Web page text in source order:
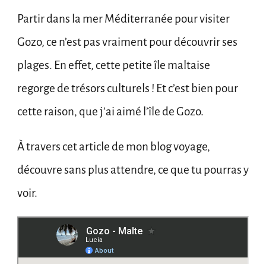
Partir dans la mer Méditerranée pour visiter
Gozo, ce n’est pas vraiment pour découvrir ses
plages. En effet, cette petite île maltaise
regorge de trésors culturels ! Et c’est bien pour
cette raison, que j’ai aimé l’île de Gozo.
À travers cet article de mon blog voyage,
découvre sans plus attendre, ce que tu pourras y
voir.